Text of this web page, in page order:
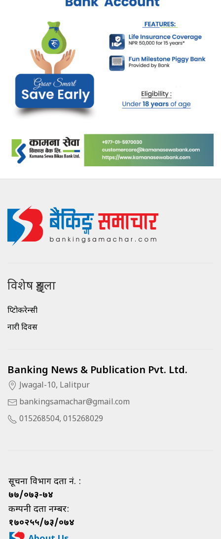
विशेष शृङ्खला
क्रिप्टोकरेन्सी
नारी दिवस
Banking News & Publication Pvt. Ltd.
Jwagal-10, Lalitpur
bankingsamachar@gmail.com
015268504, 015268029
सूचना विभाग दर्ता नं. :
७७/०७३-७४
कम्पनी दर्ता नम्बर:
१७०२५५/७३/०७४